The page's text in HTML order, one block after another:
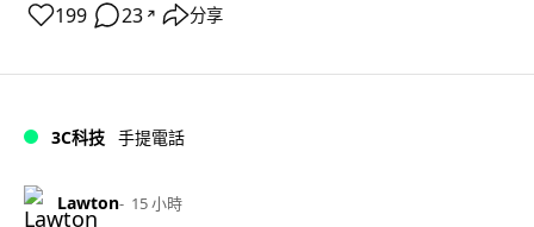
199 23 ↗ 分享
3C科技 手提電話
Lawton 15 小時